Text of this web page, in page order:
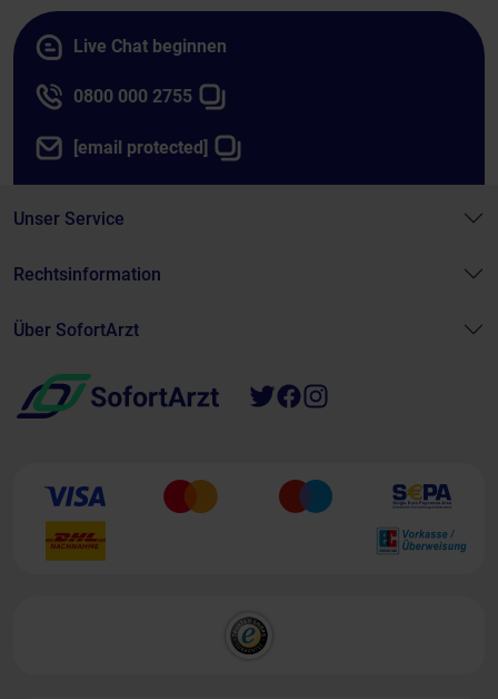
Live Chat beginnen
0800 000 2755
[email protected]
Unser Service
Rechtsinformation
Über SofortArzt